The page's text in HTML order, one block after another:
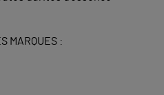
MARQUES :